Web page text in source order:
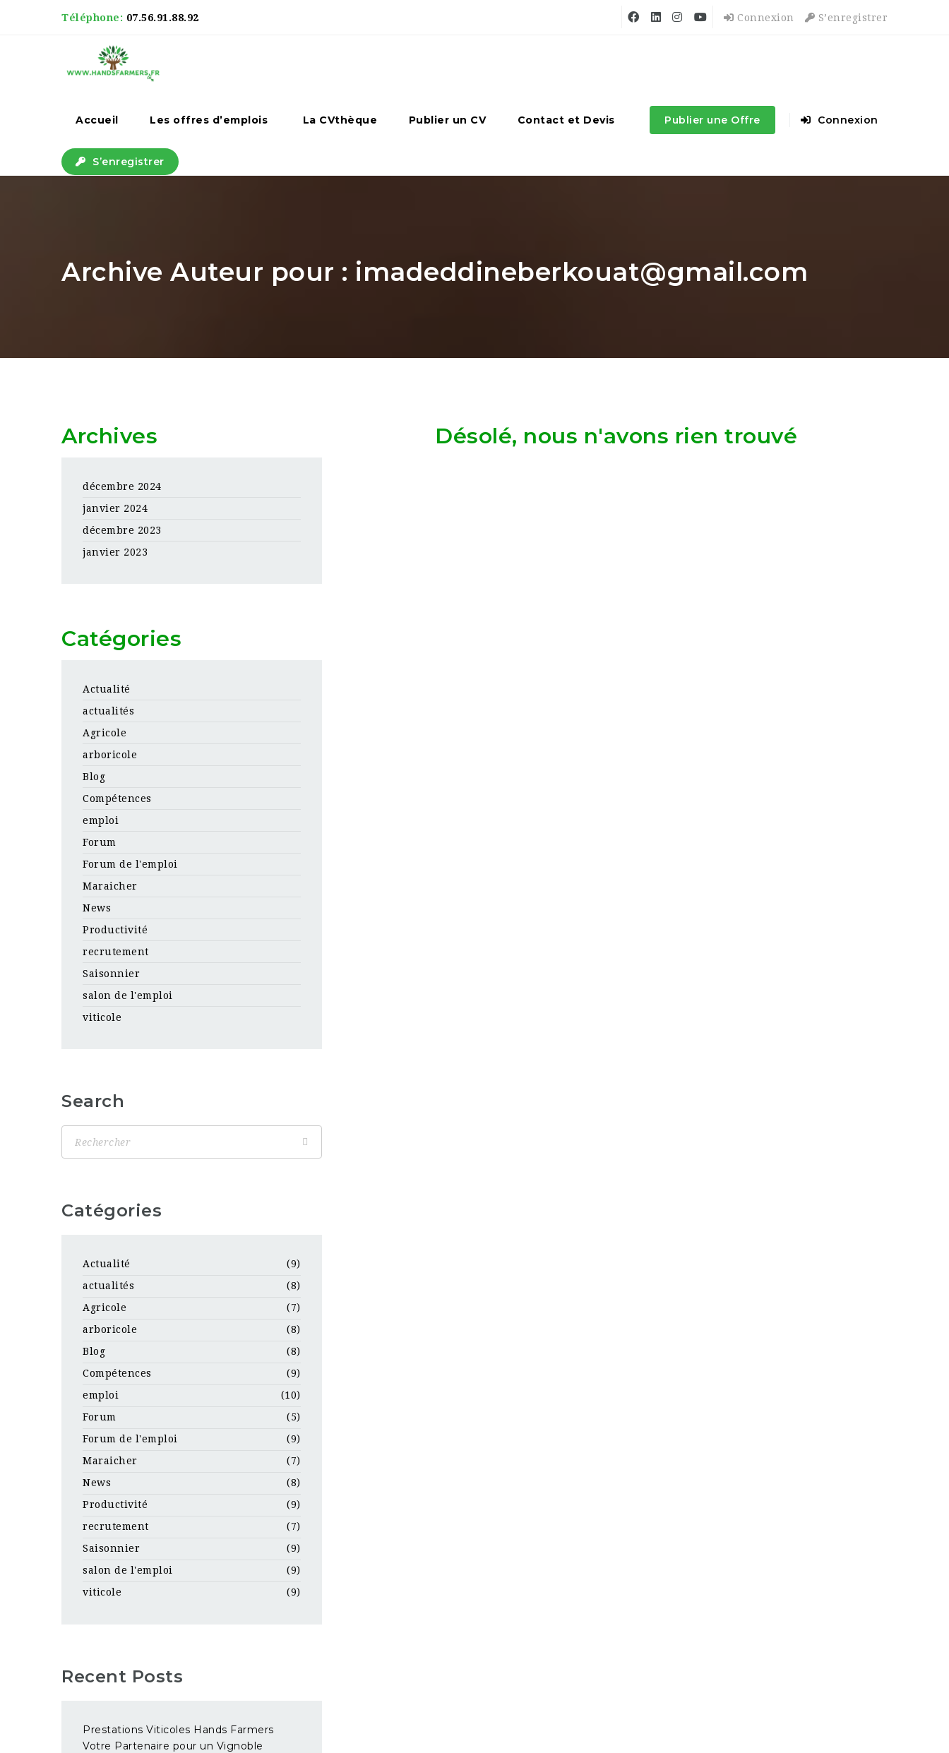
Téléphone: 07.56.91.88.92 Connexion S’enregistrer
Accueil Les offres d’emplois La CVthèque Publier un CV Contact et Devis Publier une Offre Connexion
S’enregistrer
Archive Auteur pour : imadeddineberkouat@gmail.com
Désolé, nous n'avons rien trouvé
Archives
décembre 2024
janvier 2024
décembre 2023
janvier 2023
Catégories
Actualité
actualités
Agricole
arboricole
Blog
Compétences
emploi
Forum
Forum de l'emploi
Maraicher
News
Productivité
recrutement
Saisonnier
salon de l'emploi
viticole
Search
Catégories
Actualité
(9)
actualités
(8)
Agricole
(7)
arboricole
(8)
Blog
(8)
Compétences
(9)
emploi
(10)
Forum
(5)
Forum de l'emploi
(9)
Maraicher
(7)
News
(8)
Productivité
(9)
recrutement
(7)
Saisonnier
(9)
salon de l'emploi
(9)
viticole
(9)
Recent Posts
Prestations Viticoles Hands Farmers
Votre Partenaire pour un Vignoble